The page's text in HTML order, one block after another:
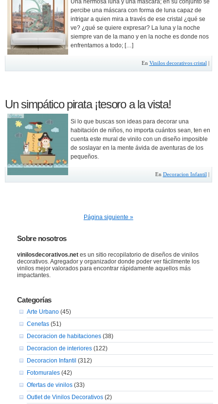
Una hermosa luna y una máscara; en su conjunto se
percibe una máscara con forma de luna capaz de
intrigar a quien mira a través de ese cristal ¿qué se
ve? ¿qué se quiere expresar? La luna y la noche
siempre van de la mano y en la noche es donde nos
enfrentamos a todo; […]
En Vinilos decorativos cristal
Un simpático pirata ¡tesoro a la vista!
Si lo que buscas son ideas para decorar una
habitación de niños, no importa cuántos sean, ten en
cuenta este mural de vinilo con un diseño imposible
de soslayar en la mente ávida de aventuras de los
pequeños.
En Decoracion Infantil
Página siguiente »
Sobre nosotros
vinilosdecorativos.netes un sitio recopilatorio de diseños de vinilos
decorativos. Agregador y organizador donde poder ver fácilmente los
vinilos mejor valorados para encontrar rápidamente aquellos más
impactantes.
Categorías
Arte Urbano(45)
Cenefas(51)
Decoracion de habitaciones(38)
Decoracion de interiores(122)
Decoracion Infantil (312)
Fotomurales(42)
Ofertas de vinilos(33)
Outlet de Vinilos Decorativos(2)